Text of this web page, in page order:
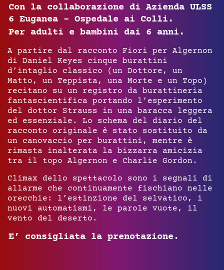
Con la collaborazione di Azienda ULSS
6 Euganea – Ospedale ai Colli.
Per adulti e bambini dai 6 anni.
A partire dal racconto Fiori per Algernon
di Daniel Keyes cinque burattini
d’intaglio classico (un Dottore, un
Matto, un Teppista, una Morte e un Topo)
recitano su un registro da burattineria
fantascientifica portando l’esperimento
del dottor Strauss in una baracca leggera
ed essenziale. Lo schema del diario del
racconto originale è stato sostituito da
un canovaccio per burattini, mentre è
rimasta inalterata la bizzarra amicizia
tra il topo Algernon e Charlie Gordon.
Climax dello spettacolo sono i segnali di
allarme che continuamente fischiano nelle
orecchie: l’estinzione del selvatico, i
nuovi automatismi, le parole vuote, il
vento del deserto.
E’ consigliata la prenotazione.